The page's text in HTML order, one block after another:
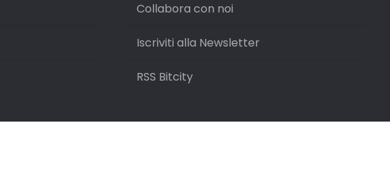
Collabora con noi
Iscriviti alla Newsletter
RSS Bitcity